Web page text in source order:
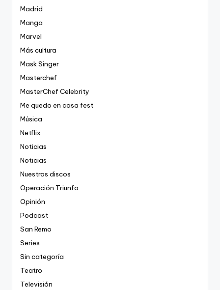
Madrid
Manga
Marvel
Más cultura
Mask Singer
Masterchef
MasterChef Celebrity
Me quedo en casa fest
Música
Netflix
Noticias
Noticias
Nuestros discos
Operación Triunfo
Opinión
Podcast
San Remo
Series
Sin categoría
Teatro
Televisión